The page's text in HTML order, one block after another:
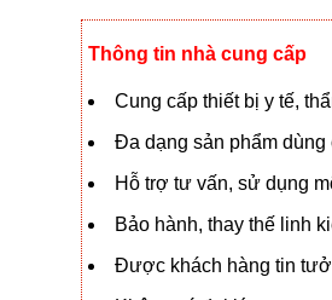
Thông tin nhà cung cấp
Cung cấp thiết bị y tế,
Đa dạng sản phẩm dùng
Hỗ trợ tư vấn, sử dụng
Bảo hành, thay thế linh
Được khách hàng tin